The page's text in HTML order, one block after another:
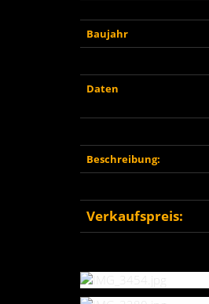
Baujahr
Daten
Beschreibung:
Verkaufspreis: